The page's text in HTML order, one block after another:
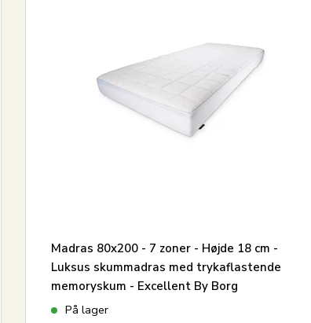
Madras 80x200 - 7 zoner - Højde 18 cm -
Luksus skummadras med trykaflastende
memoryskum - Excellent By Borg
På lager